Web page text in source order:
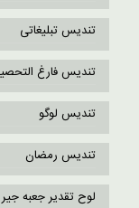
تندیس تبلیغاتی
تندیس فارغ
تندیس لوگو
تندیس رمضان
لوح تقدیر جعبه